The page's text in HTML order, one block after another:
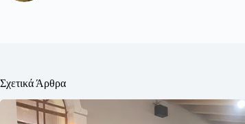
Σχετικά Άρθρα